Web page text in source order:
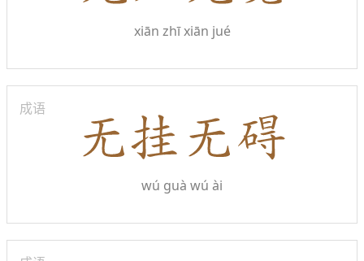
xiān zhī xiān jué
成语
wú guà wú ài